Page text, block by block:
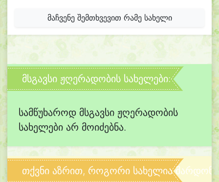
მაჩვენე შემთხვევით რამე სახელი
მსგავსი ჟღერადობის სახელები:
სამწუხაროდ მსგავსი ჟღერადობის
სახელები არ მოიძებნა.
თქვნი აზრით, როგორი სახელია